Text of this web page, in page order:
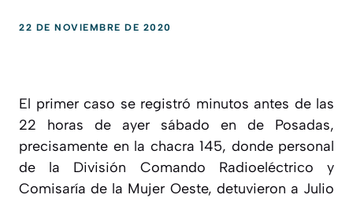
22 DE NOVIEMBRE DE 2020
El primer caso se registró minutos antes de las
22 horas de ayer sábado en de Posadas,
precisamente en la chacra 145, donde personal
de la División Comando Radioeléctrico y
Comisaría de la Mujer Oeste, detuvieron a Julio